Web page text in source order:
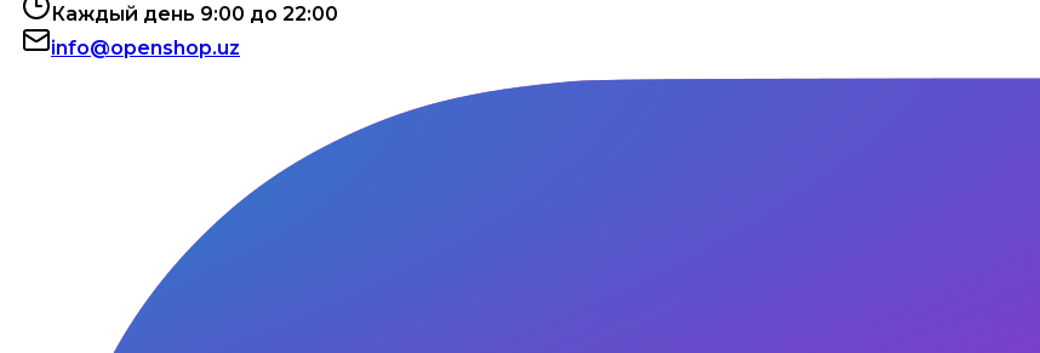
Каждый день 9:00 до 22:00
info@openshop.uz